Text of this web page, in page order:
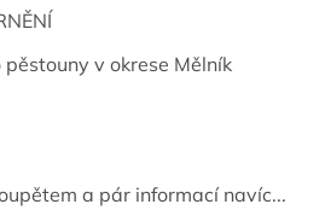
v okrese Mělník
a pár informací navíc...